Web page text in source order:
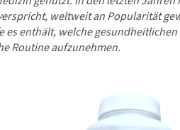
weltweit an Popularität
es enthält, welche
Routine aufzunehmen.